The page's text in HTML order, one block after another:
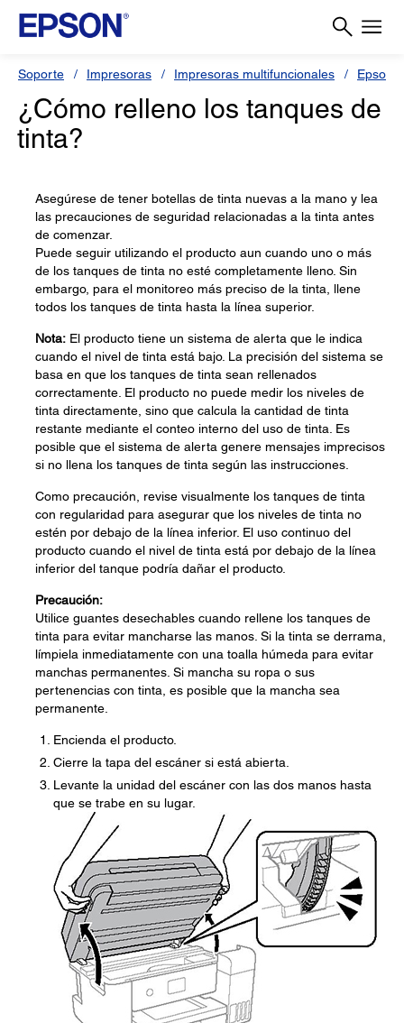
Soporte Impresoras Impresoras multifuncionales Epson L
¿Cómo relleno los tanques de
tinta?
Asegúrese de tener botellas de tinta nuevas a la mano y lea
las precauciones de seguridad relacionadas a la tinta antes
de comenzar.
Puede seguir utilizando el producto aun cuando uno o más
de los tanques de tinta no esté completamente lleno. Sin
embargo, para el monitoreo más preciso de la tinta, llene
todos los tanques de tinta hasta la línea superior.
Nota: El producto tiene un sistema de alerta que le indica
cuando el nivel de tinta está bajo. La precisión del sistema se
basa en que los tanques de tinta sean rellenados
correctamente. El producto no puede medir los niveles de
tinta directamente, sino que calcula la cantidad de tinta
restante mediante el conteo interno del uso de tinta. Es
posible que el sistema de alerta genere mensajes imprecisos
si no llena los tanques de tinta según las instrucciones.
Como precaución, revise visualmente los tanques de tinta
con regularidad para asegurar que los niveles de tinta no
estén por debajo de la línea inferior. El uso continuo del
producto cuando el nivel de tinta está por debajo de la línea
inferior del tanque podría dañar el producto.
Precaución:
Utilice guantes desechables cuando rellene los tanques de
tinta para evitar mancharse las manos. Si la tinta se derrama,
límpiela inmediatamente con una toalla húmeda para evitar
manchas permanentes. Si mancha su ropa o sus
pertenencias con tinta, es posible que la mancha sea
permanente.
Encienda el producto.
Cierre la tapa del escáner si está abierta.
Levante la unidad del escáner con las dos manos hasta
que se trabe en su lugar.